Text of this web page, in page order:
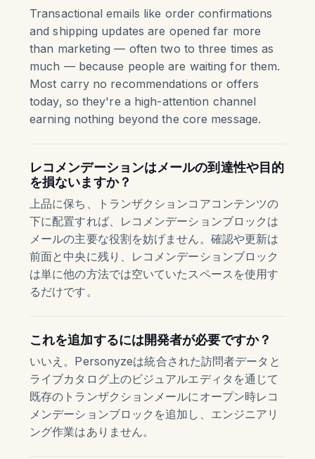
Transactional emails like order confirmations
and shipping updates are opened far more
than marketing — often two to three times as
much — because people are waiting for them.
Most carry no recommendations or offers
today, so they're a high-attention channel
earning nothing beyond the core message.
レコメンデーションはメールの到達性や目的
を損ないますか？
上品に保ち、トランザクションコアコンテンツの
下に配置すれば、レコメンデーションブロックは
メールの主要な役割を妨げません。確認や更新は
前面と中央に残り、レコメンデーションブロック
は単に他の方法では空いていたスペースを使用す
るだけです。
これを追加するには開発者が必要ですか？
いいえ。Personyzeは統合された訪問者データと
ライブカタログ上のビジュアルエディタを通じて
既存のトランザクションメールにオープン時レコ
メンデーションブロックを追加し、エンジニアリ
ング作業はありません。